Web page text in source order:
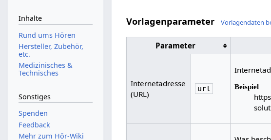
Vorlagenparameter Vorlagendaten
Parameter
Internetadresse
(URL)
url Beispiel
Inhalte
Rund ums Hören
Hersteller, Zubehör,
etc.
Medizinisches &
Technisches
Sonstiges
Spenden
Feedback
Mehr zum Hör-Wiki